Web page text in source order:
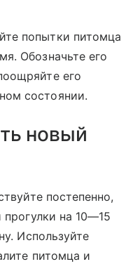
попытки питомца
Обозначьте его
его
состоянии.
новый
постепенно,
на 10—15
Используйте
питомца и